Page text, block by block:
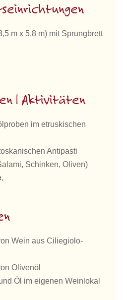
m x 5,8 m) mit Sprungbrett
| Aktivitäten
im etruskischen
Antipasti
Schinken, Oliven)
Wein aus Ciliegiolo-
Olivenöl
Öl im eigenen Weinlokal